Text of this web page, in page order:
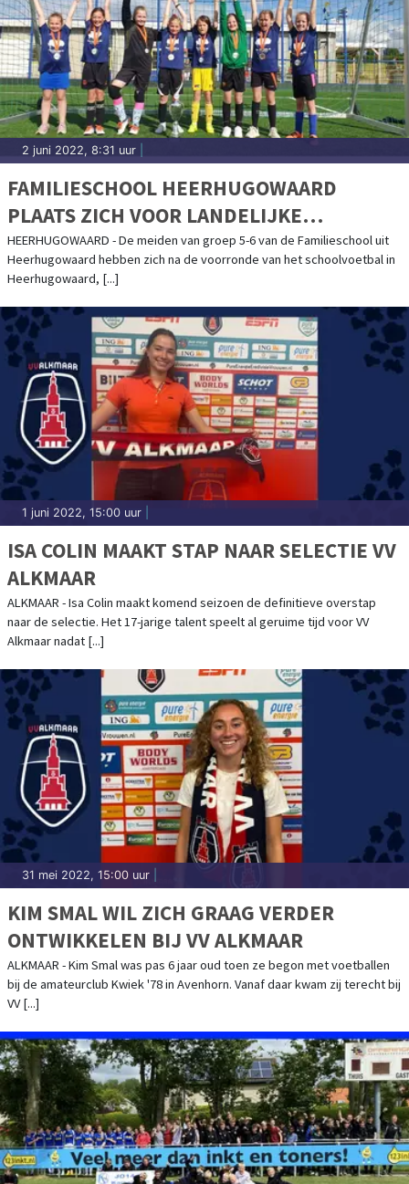
2 juni 2022, 8:31 uur
FAMILIESCHOOL HEERHUGOWAARD
PLAATS ZICH VOOR LANDELIJKE
SCHOOLVOETBALFINALE IN ZEIST
HEERHUGOWAARD - De meiden van groep 5-6 van de Familieschool uit
Heerhugowaard hebben zich na de voorronde van het schoolvoetbal in
Heerhugowaard, [...]
1 juni 2022, 15:00 uur
ISA COLIN MAAKT STAP NAAR SELECTIE VV
ALKMAAR
ALKMAAR - Isa Colin maakt komend seizoen de definitieve overstap
naar de selectie. Het 17-jarige talent speelt al geruime tijd voor VV
Alkmaar nadat [...]
31 mei 2022, 15:00 uur
KIM SMAL WIL ZICH GRAAG VERDER
ONTWIKKELEN BIJ VV ALKMAAR
ALKMAAR - Kim Smal was pas 6 jaar oud toen ze begon met voetballen
bij de amateurclub Kwiek '78 in Avenhorn. Vanaf daar kwam zij terecht bij
VV [...]